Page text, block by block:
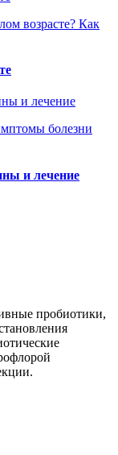
возрасте? Как
болезни
и лечение
пробиотики,